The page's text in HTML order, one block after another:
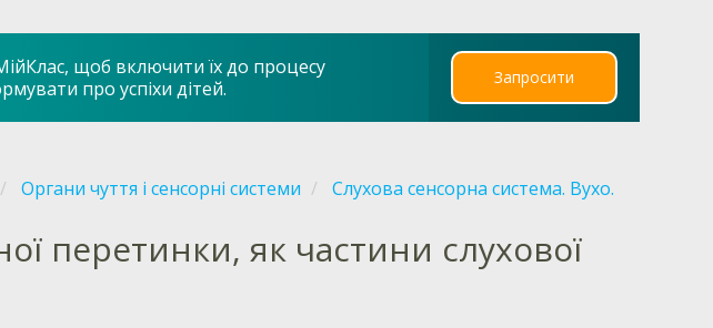
щоб включити їх до процесу
про успіхи дітей.
Запросити
Органи чуття і сенсорні системи
Слухова сенсорна система. Вухо.
перетинки, як частини слухової